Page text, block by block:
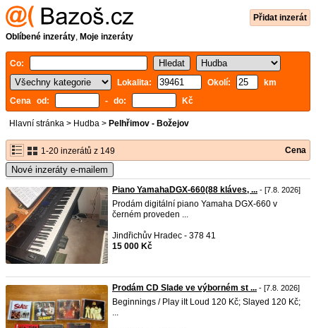
Přidat inzerát
Oblíbené inzeráty, Moje inzeráty
Co:
Lokalita:
Okolí:
km
Cena od:
- do: Kč
Hlavní stránka > Hudba > Pelhřimov - Božejov
1-20 inzerátů z 149 Cena
Nové inzeráty e-mailem
Piano YamahaDGX-660(88 kláves, ... - [7.8. 2026]
Prodám digitální piano Yamaha DGX-660 v
černém proveden ...
Jindřichův Hradec - 378 41
15 000 Kč
Prodám CD Slade ve výborném st ... - [7.8. 2026]
Beginnings / Play iIt Loud 120 Kč; Slayed 120 Kč;
...